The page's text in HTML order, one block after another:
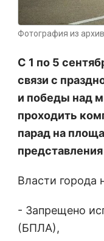
Фотография из
С 1 по 5
связи с
и победы над
проходить
парад на
Власти города
- Запрещено
(БПЛА),